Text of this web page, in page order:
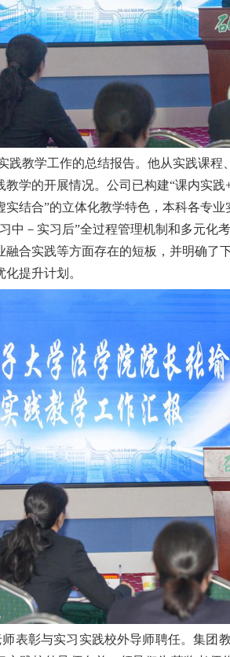
践教学工作的总结报告。他从实践课程
教学的开展情况。公司 已构建“课内实践
实结合”的立体化教学特色，本科各专业
中－实习后”全过程管理机制和多元化
融合实践等方面存在的短板， 并明确了
化提升计划 。
师表彰与实习实践校外导师聘任。集团